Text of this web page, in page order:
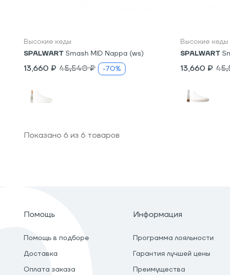
Высокие кеды
SPALWART Smash MID Nappa (ws)
13,660 ₽ 45,540 ₽ -70%
Высокие кеды
SPALWART
13,660 ₽
Показано 6 из 6 товаров
Помощь
Помощь в подборе
Доставка
Оплата заказа
Информация
Программа лояльности
Гарантия лучшей цены
Преимущества